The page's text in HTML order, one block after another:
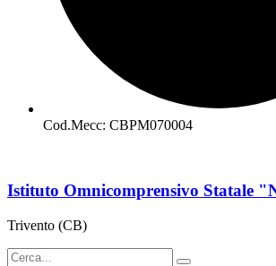
Cod.Mecc: CBPM070004
Istituto Omnicomprensivo Statale
Trivento (CB)